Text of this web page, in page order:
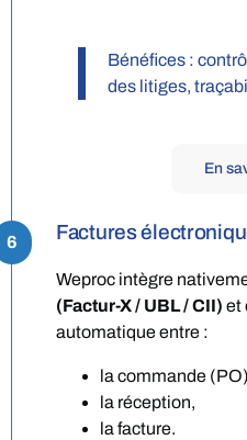
Bénéfices :
des litiges,
En
Factures
6
Weproc intègre
(Factur-X / UBL / CII) et
automatique entre :
la commande
la réception,
la facture.